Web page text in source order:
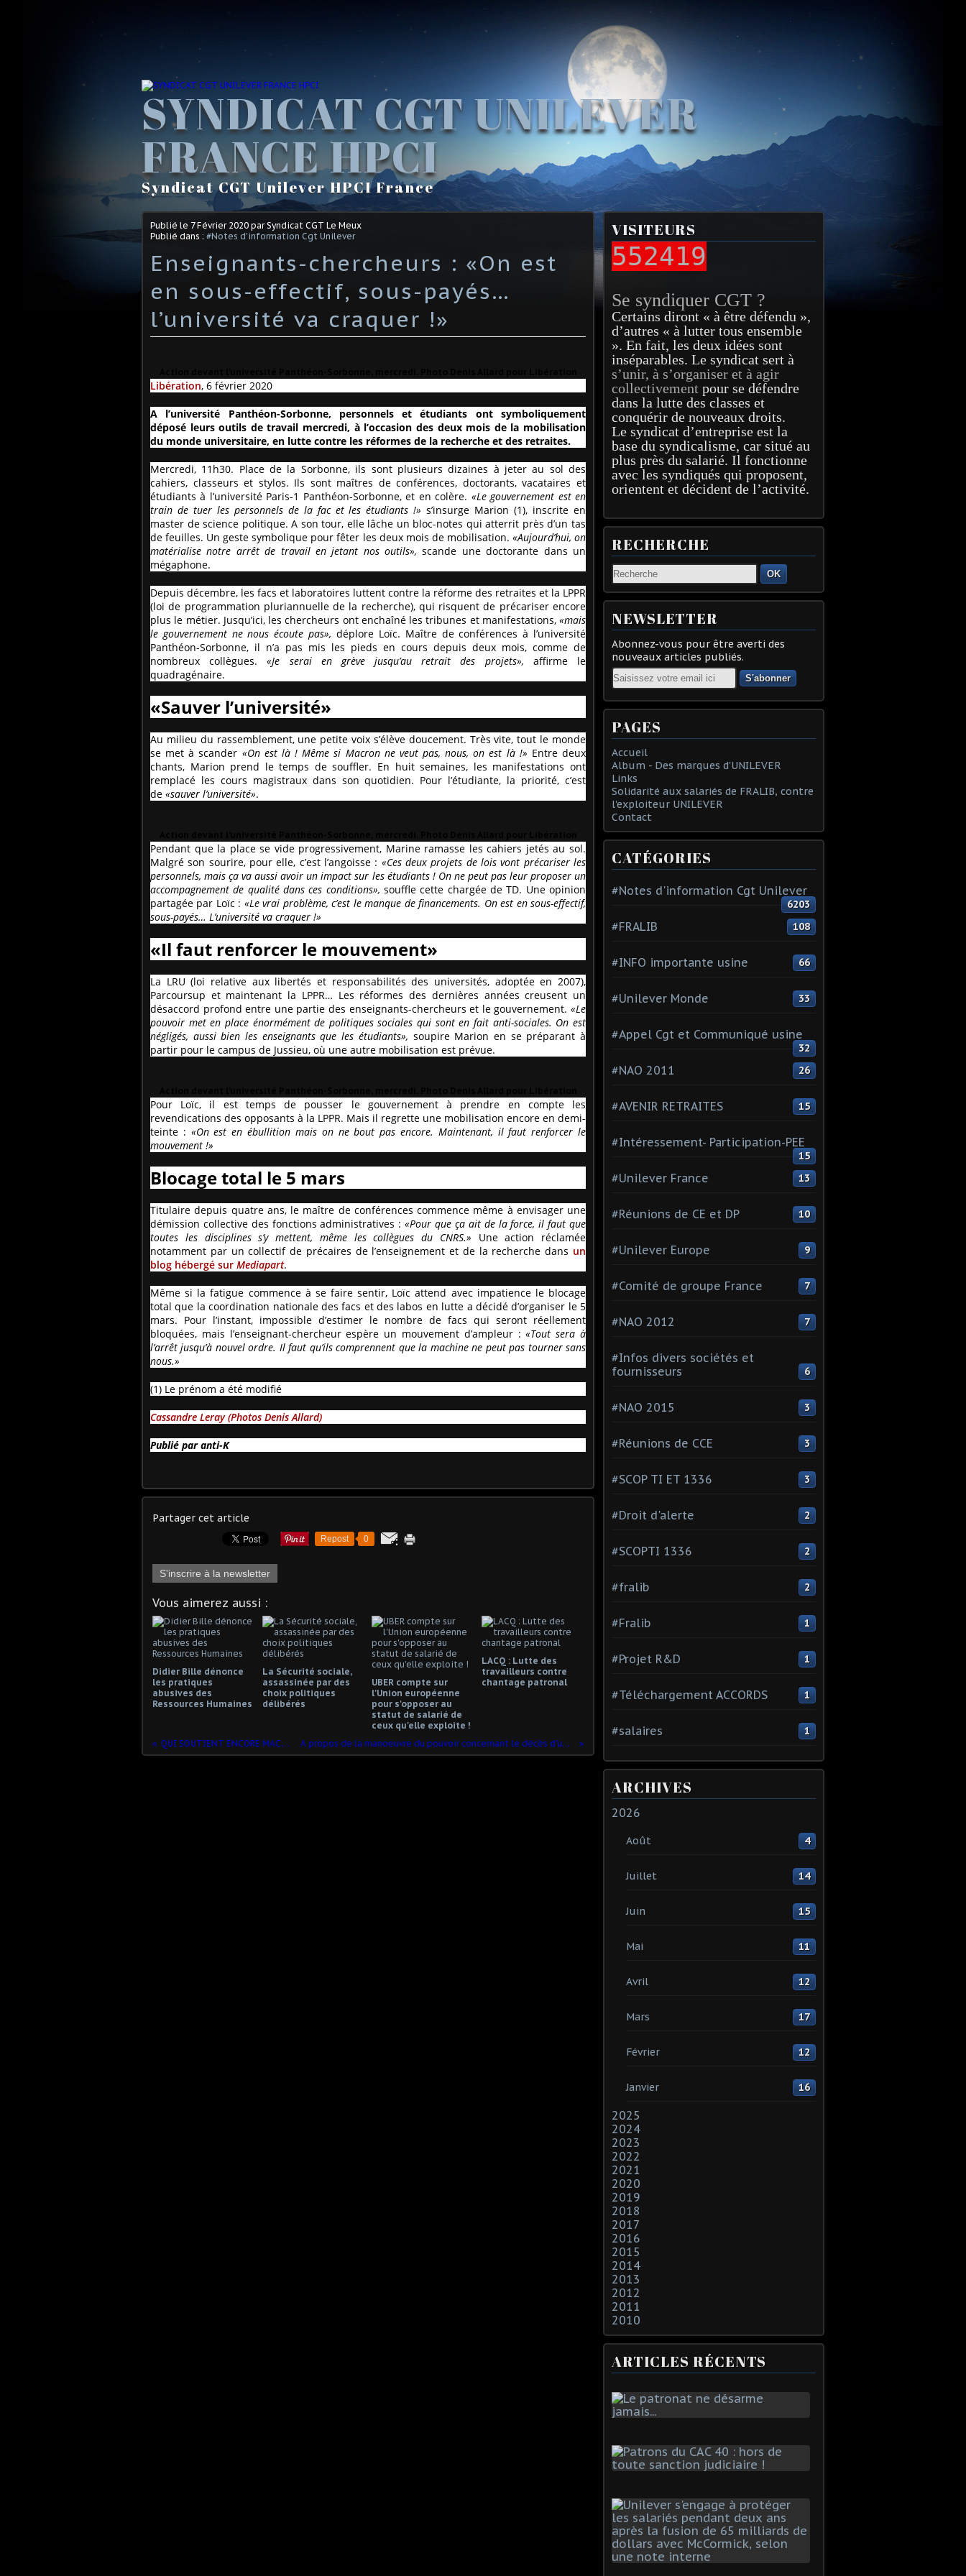
SYNDICAT CGT UNILEVER
FRANCE HPCI
Syndicat CGT Unilever HPCI France
Publié le 7 Février 2020 par Syndicat CGT Le Meux
Publié dans : #Notes d'information Cgt Unilever
Enseignants-chercheurs : «On est
en sous-effectif, sous-payés…
l’université va craquer !»
Libération, 6 février 2020
A l’université Panthéon-Sorbonne, personnels et étudiants ont symboliquement
déposé leurs outils de travail mercredi, à l’occasion des deux mois de la mobilisation
du monde universitaire, en lutte contre les réformes de la recherche et des retraites.
Mercredi, 11h30. Place de la Sorbonne, ils sont plusieurs dizaines à jeter au sol des
cahiers, classeurs et stylos. Ils sont maîtres de conférences, doctorants, vacataires et
étudiants à l’université Paris-1 Panthéon-Sorbonne, et en colère. «Le gouvernement est en
train de tuer les personnels de la fac et les étudiants !» s’insurge Marion (1), inscrite en
master de science politique. A son tour, elle lâche un bloc-notes qui atterrit près d’un tas
de feuilles. Un geste symbolique pour fêter les deux mois de mobilisation. «Aujourd’hui, on
matérialise notre arrêt de travail en jetant nos outils», scande une doctorante dans un
mégaphone.
Depuis décembre, les facs et laboratoires luttent contre la réforme des retraites et la LPPR
(loi de programmation pluriannuelle de la recherche), qui risquent de précariser encore
plus le métier. Jusqu’ici, les chercheurs ont enchaîné les tribunes et manifestations, «mais
le gouvernement ne nous écoute pas», déplore Loïc. Maître de conférences à l’université
Panthéon-Sorbonne, il n’a pas mis les pieds en cours depuis deux mois, comme de
nombreux collègues. «Je serai en grève jusqu’au retrait des projets», affirme le
quadragénaire.
«Sauver l’université»
Au milieu du rassemblement, une petite voix s’élève doucement. Très vite, tout le monde
se met à scander «On est là ! Même si Macron ne veut pas, nous, on est là !» Entre deux
chants, Marion prend le temps de souffler. En huit semaines, les manifestations ont
remplacé les cours magistraux dans son quotidien. Pour l’étudiante, la priorité, c’est
de «sauver l’université».
Pendant que la place se vide progressivement, Marine ramasse les cahiers jetés au sol.
Malgré son sourire, pour elle, c’est l’angoisse : «Ces deux projets de lois vont précariser les
personnels, mais ça va aussi avoir un impact sur les étudiants ! On ne peut pas leur proposer un
accompagnement de qualité dans ces conditions», souffle cette chargée de TD. Une opinion
partagée par Loïc : «Le vrai problème, c’est le manque de financements. On est en sous-effectif,
sous-payés… L’université va craquer !»
«Il faut renforcer le mouvement»
La LRU (loi relative aux libertés et responsabilités des universités, adoptée en 2007),
Parcoursup et maintenant la LPPR… Les réformes des dernières années creusent un
désaccord profond entre une partie des enseignants-chercheurs et le gouvernement. «Le
pouvoir met en place énormément de politiques sociales qui sont en fait anti-sociales. On est
négligés, aussi bien les enseignants que les étudiants», soupire Marion en se préparant à
partir pour le campus de Jussieu, où une autre mobilisation est prévue.
Pour Loïc, il est temps de pousser le gouvernement à prendre en compte les
revendications des opposants à la LPPR. Mais il regrette une mobilisation encore en demi-
teinte : «On est en ébullition mais on ne bout pas encore. Maintenant, il faut renforcer le
mouvement !»
Blocage total le 5 mars
Titulaire depuis quatre ans, le maître de conférences commence même à envisager une
démission collective des fonctions administratives :«Pour que ça ait de la force, il faut que
toutes les disciplines s’y mettent, même les collègues du CNRS.» Une action réclamée
notamment par un collectif de précaires de l’enseignement et de la recherche dans un
blog hébergé sur Mediapart.
Même si la fatigue commence à se faire sentir, Loïc attend avec impatience le blocage
total que la coordination nationale des facs et des labos en lutte a décidé d’organiser le 5
mars. Pour l’instant, impossible d’estimer le nombre de facs qui seront réellement
bloquées, mais l’enseignant-chercheur espère un mouvement d’ampleur :«Tout sera à
l’arrêt jusqu’à nouvel ordre. Il faut qu’ils comprennent que la machine ne peut pas tourner sans
nous.»
(1) Le prénom a été modifié
Cassandre Leray (Photos Denis Allard)
Publié par anti-K
Partager cet article
Repost 0
S'inscrire à la newsletter
Vous aimerez aussi :
Didier Bille dénonce
les pratiques
abusives des
Ressources Humaines
La Sécurité sociale,
assassinée par des
choix politiques
délibérés
UBER compte sur
l'Union européenne
pour s'opposer au
statut de salarié de
ceux qu'elle exploite !
LACQ : Lutte des
travailleurs contre
chantage patronal
QUI SOUTIENT ENCORE MACRON ? A propos de la manoeuvre du pouvoir concernant le décès d'un enfant.
VISITEURS
552419
Se syndiquer CGT ?
Certains diront « à être défendu »,
d’autres « à lutter tous ensemble
». En fait, les deux idées sont
inséparables. Le syndicat sert à
s’unir, à s’organiser et à agir
collectivement pour se défendre
dans la lutte des classes et
conquérir de nouveaux droits.
Le syndicat d’entreprise est la
base du syndicalisme, car situé au
plus près du salarié. Il fonctionne
avec les syndiqués qui proposent,
orientent et décident de l’activité.
RECHERCHE
OK
NEWSLETTER
Abonnez-vous pour être averti des
nouveaux articles publiés.
Email
PAGES
Accueil
Album - Des marques d'UNILEVER
Links
Solidarité aux salariés de FRALIB, contre
l'exploiteur UNILEVER
Contact
CATÉGORIES
#Notes d'information Cgt Unilever
6203
#FRALIB 108
#INFO importante usine 66
#Unilever Monde 33
#Appel Cgt et Communiqué usine
32
#NAO 2011 26
#AVENIR RETRAITES 15
#Intéressement- Participation-PEE
15
#Unilever France 13
#Réunions de CE et DP 10
#Unilever Europe 9
#Comité de groupe France 7
#NAO 2012 7
#Infos divers sociétés et
fournisseurs
6
#NAO 2015 3
#Réunions de CCE 3
#SCOP TI ET 1336 3
#Droit d'alerte 2
#SCOPTI 1336 2
#fralib 2
#Fralib 1
#Projet R&D 1
#Téléchargement ACCORDS 1
#salaires 1
ARCHIVES
2026
Août 4
Juillet 14
Juin 15
Mai 11
Avril 12
Mars 17
Février 12
Janvier 16
2025
2024
2023
2022
2021
2020
2019
2018
2017
2016
2015
2014
2013
2012
2011
2010
ARTICLES RÉCENTS